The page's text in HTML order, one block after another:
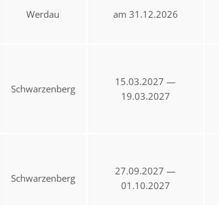
Werdau am 31.12.2026
Schwarzenberg
15.03.2027 —
19.03.2027
Schwarzenberg
27.09.2027 —
01.10.2027